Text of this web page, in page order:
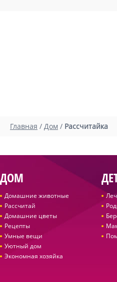
Главная / Дом / Рассчитайка
ДОМ
Домашние животные
Рассчитай
Домашние цветы
Рецепты
Умные вещи
Уютный дом
Экономная хозяйка